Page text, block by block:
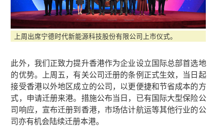
上周出席宁德时代新能源科技股份有限公司上市仪式。
此外，我们正致力提升香港作为企业设立国际总部首选地
的优势。上周五，有关公司迁册的条例正式生效，当日起
接受香港以外地区成立的公司，以更便捷和节省成本的方
式，申请迁册来港。措施公布当日，已有国际大型保险公
司响应，宣布迁册到香港，市场估计航运等其他行业的公
司亦有机会陆续迁册本港。